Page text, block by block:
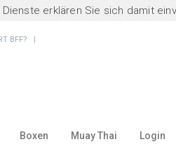
erklären Sie sich damit
BFF? |
Boxen Muay Thai Login